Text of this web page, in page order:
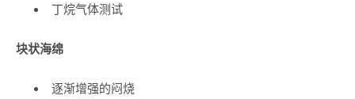
丁烷气体测试
块状海绵
逐渐增强的闷烧